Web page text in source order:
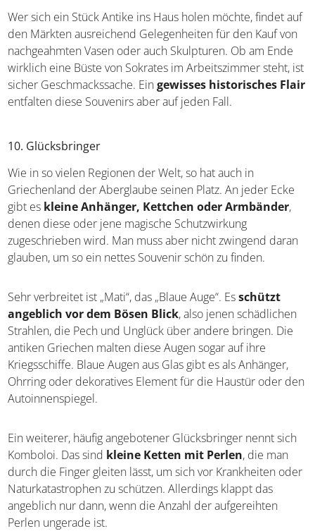
Wer sich ein Stück Antike ins Haus holen möchte, findet
auf den Märkten ausreichend Gelegenheiten für den Kauf
von nachgeahmten Vasen oder auch Skulpturen. Ob am
Ende wirklich eine Büste von Sokrates im Arbeitszimmer
steht, ist sicher Geschmackssache. Eingewisses
10. Glücksbringer
Wie in so vielen Regionen der Welt, so hat auch in
Griechenland der Aberglaube seinen Platz. An jeder Ecke
gibt eskleine Anhänger, Kettchen oder Armbänder,
denen diese oder jene magische Schutzwirkung
daran glauben, um so ein nettes Souvenir schön zu
finden.
Sehr verbreitet ist „Mati“, das „Blaue Auge“. Esschützt
angeblich vor dem Bösen Blick, also jenen
schädlichen Strahlen, die Pech und Unglück über andere
bringen. Die antiken Griechen malten diese Augen sogar
Anhänger, Ohrring oder dekoratives Element für die
Haustür oder den Autoinnenspiegel.
Ein weiterer, häufig angebotener Glücksbringer nennt
sich Komboloi. Das sindkleine Ketten mit Perlen, die
man durch die Finger gleiten lässt, um sich vor